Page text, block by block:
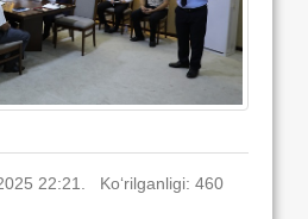
22:21. Ko‘rilganligi: 460